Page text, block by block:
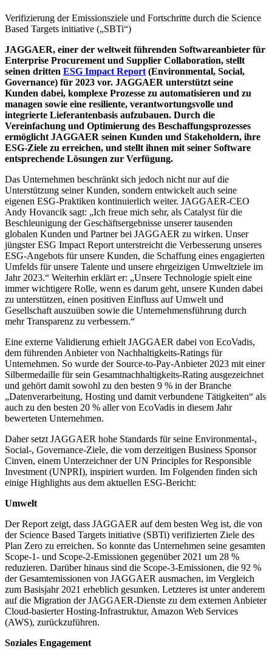
Verifizierung der Emissionsziele und Fortschritte durch die Science
Based Targets initiative („SBTi“)
JAGGAER, einer der weltweit führenden Softwareanbieter für
Enterprise Procurement und Supplier Collaboration, stellt
seinen dritten ESG Impact Report (Environmental, Social,
Governance) für 2023 vor. JAGGAER unterstützt seine
Kunden dabei, komplexe Prozesse zu automatisieren und zu
managen sowie eine resiliente, verantwortungsvolle und
integrierte Lieferantenbasis aufzubauen. Durch die
Vereinfachung und Optimierung des Beschaffungsprozesses
ermöglicht JAGGAER seinen Kunden und Stakeholdern, ihre
ESG-Ziele zu erreichen, und stellt ihnen mit seiner Software
entsprechende Lösungen zur Verfügung.
Das Unternehmen beschränkt sich jedoch nicht nur auf die
Unterstützung seiner Kunden, sondern entwickelt auch seine
eigenen ESG-Praktiken kontinuierlich weiter. JAGGAER-CEO
Andy Hovancik sagt: „Ich freue mich sehr, als Catalyst für die
Beschleunigung der Geschäftsergebnisse unserer tausenden
globalen Kunden und Partner bei JAGGAER zu wirken. Unser
jüngster ESG Impact Report unterstreicht die Verbesserung unseres
ESG-Angebots für unsere Kunden, die Schaffung eines engagierten
Umfelds für unsere Talente und unsere ehrgeizigen Umweltziele im
Jahr 2023.“ Weiterhin erklärt er: „Unsere Technologie spielt eine
immer wichtigere Rolle, wenn es darum geht, unsere Kunden dabei
zu unterstützen, einen positiven Einfluss auf Umwelt und
Gesellschaft auszuüben sowie die Unternehmensführung durch
mehr Transparenz zu verbessern.“
Eine externe Validierung erhielt JAGGAER dabei von EcoVadis,
dem führenden Anbieter von Nachhaltigkeits-Ratings für
Unternehmen. So wurde der Source-to-Pay-Anbieter 2023 mit einer
Silbermedaille für sein Gesamtnachhaltigkeits-Rating ausgezeichnet
und gehört damit sowohl zu den besten 9 % in der Branche
„Datenverarbeitung, Hosting und damit verbundene Tätigkeiten“ als
auch zu den besten 20 % aller von EcoVadis in diesem Jahr
bewerteten Unternehmen.
Daher setzt JAGGAER hohe Standards für seine Environmental-,
Social-, Governance-Ziele, die vom derzeitigen Business Sponsor
Cinven, einem Unterzeichner der UN Principles for Responsible
Investment (UNPRI), inspiriert wurden. Im Folgenden finden sich
einige Highlights aus dem aktuellen ESG-Bericht:
Umwelt
Der Report zeigt, dass JAGGAER auf dem besten Weg ist, die von
der Science Based Targets initiative (SBTi) verifizierten Ziele des
Plan Zero zu erreichen. So konnte das Unternehmen seine gesamten
Scope-1- und Scope-2-Emissionen gegenüber 2021 um 28 %
reduzieren. Darüber hinaus sind die Scope-3-Emissionen, die 92 %
der Gesamtemissionen von JAGGAER ausmachen, im Vergleich
zum Basisjahr 2021 erheblich gesunken. Letzteres ist unter anderem
auf die Migration der JAGGAER-Dienste zu dem externen Anbieter
Cloud-basierter Hosting-Infrastruktur, Amazon Web Services
(AWS), zurückzuführen.
Soziales Engagement